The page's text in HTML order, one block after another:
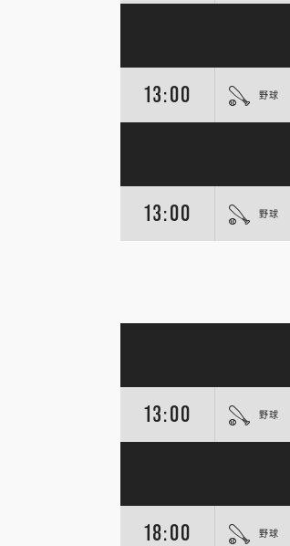
13:00 野球
13:00 野球
13:00 野球
18:00 野球